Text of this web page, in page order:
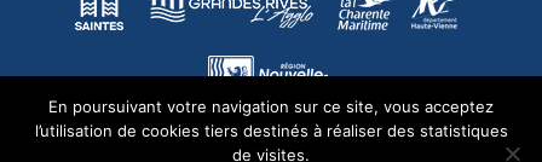
En poursuivant votre navigation sur ce site, vous acceptez
l’utilisation de cookies tiers destinés à réaliser des statistiques
de visites.